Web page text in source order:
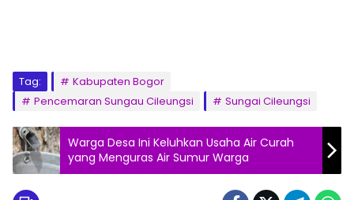
Tag:
Kabupaten Bogor
Pencemaran Sungau Cileungsi
Sungai Cileungsi
Warga Desa Ini Keluhkan Usaha Air Curah
yang Menguras Air Sumur Warga